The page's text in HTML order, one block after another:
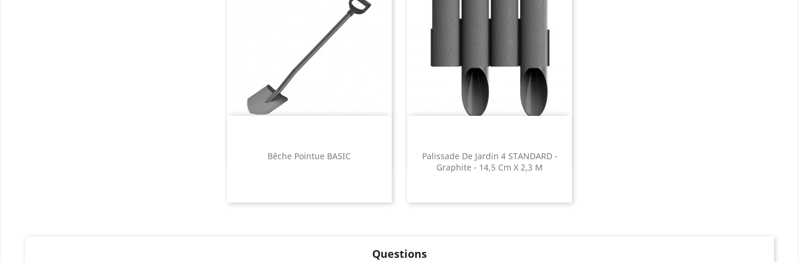
Bêche Pointue BASIC
Palissade De Jardin 4 STANDARD -
Graphite - 14,5 Cm X 2,3 M
Questions